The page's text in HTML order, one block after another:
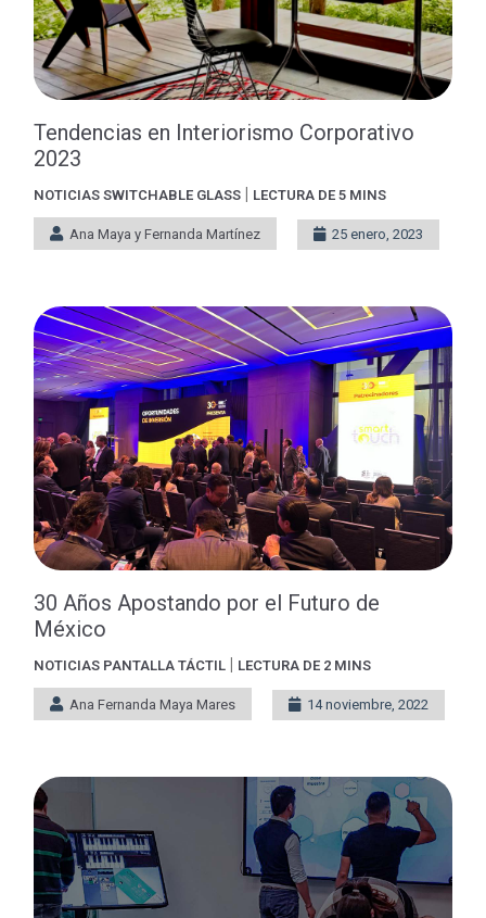
Tendencias en Interiorismo Corporativo
2023
NOTICIAS SWITCHABLE GLASS | LECTURA DE 5 MINS
Ana Maya y Fernanda Martínez 25 enero, 2023
30 Años Apostando por el Futuro de
México
NOTICIAS PANTALLA TÁCTIL | LECTURA DE 2 MINS
Ana Fernanda Maya Mares 14 noviembre, 2022